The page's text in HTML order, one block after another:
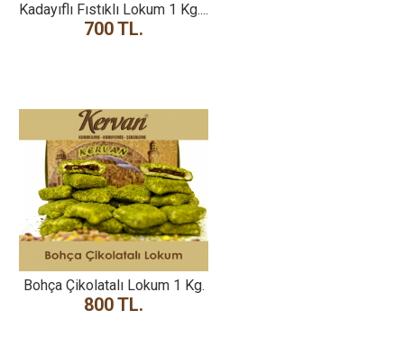
Kadayıflı Fıstıklı Lokum 1 Kg....
700 TL.
Bohça Çikolatalı Lokum 1 Kg.
800 TL.